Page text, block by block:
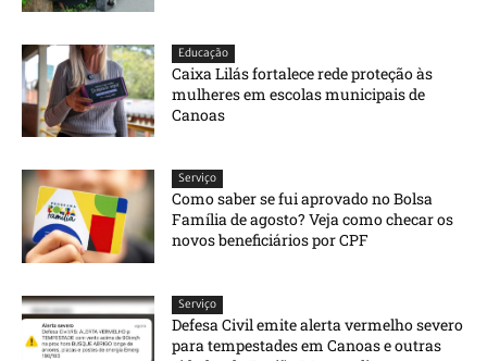
Educação
Caixa Lilás fortalece rede proteção às
mulheres em escolas municipais de
Canoas
Serviço
Como saber se fui aprovado no Bolsa
Família de agosto? Veja como checar os
novos beneficiários por CPF
Serviço
Defesa Civil emite alerta vermelho severo
para tempestades em Canoas e outras